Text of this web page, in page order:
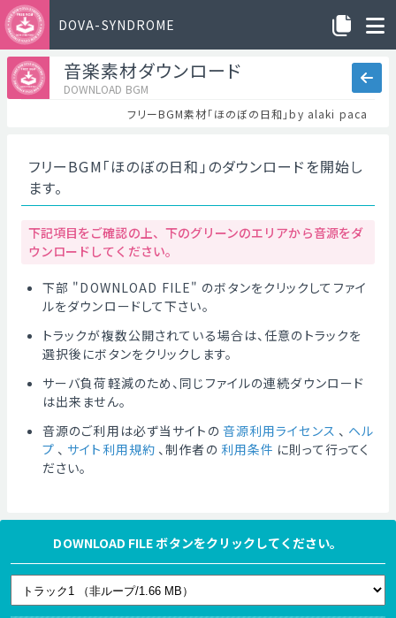
DOVA-SYNDROME
音楽素材ダウンロード
DOWNLOAD BGM
フリーBGM素材「ほのぼの日和」by alaki paca
フリーBGM「ほのぼの日和」のダウンロードを開始し
ます。
下記項目をご確認の上、下のグリーンのエリアから音源をダ
ウンロードしてください。
下部 "DOWNLOAD FILE" のボタンをクリックしてファイ
ルをダウンロードして下さい。
トラックが複数公開されている場合は、任意のトラックを
選択後にボタンをクリックします。
サーバ負荷軽減のため、同じファイルの連続ダウンロード
は出来ません。
音源のご利用は必ず当サイトの 音源利用ライセンス 、 ヘル
プ 、 サイト利用規約 、制作者の 利用条件 に則って行ってく
ださい。
DOWNLOAD FILE ボタンをクリックしてください。